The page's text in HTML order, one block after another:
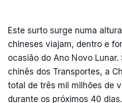
Este surto surge numa
chineses viajam, dentro e
ocasião do Ano Novo
chinês dos Transportes, a
total de três mil milhões de
durante os próximos 40 dias.